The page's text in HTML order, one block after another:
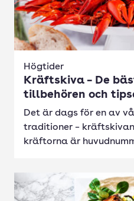
Högtider
Kräftskiva – De
tillbehören och
Det är dags för en av
traditioner –
kräftorna är